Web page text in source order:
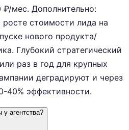
мес. Дополнительно:
стоимости лида на
нового продукта/
Глубокий стратегический
раз в год для крупных
деградируют и через
40% эффективности.
у агентства?